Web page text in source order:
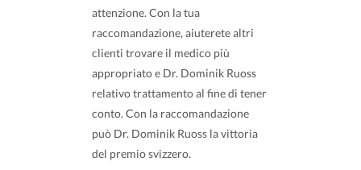
attenzione. Con la tua
raccomandazione, aiuterete altri
clienti trovare il medico più
appropriato e Dr. Dominik Ruoss
relativo trattamento al fine di tener
conto. Con la raccomandazione
può Dr. Dominik Ruoss la vittoria
del premio svizzero.